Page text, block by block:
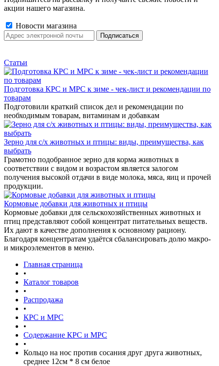
акции нашего магазина.
Новости магазина
Статьи
Подготовка КРС и МРС к зиме - чек-лист и рекомендации по
товарам
Подготовили краткий список дел и рекомендации по
необходимым товарам, витаминам и добавкам
Зерно для с/х животных и птицы: виды, преимущества, как
выбрать
Грамотно подобранное зерно для корма животных в
соответствии с видом и возрастом является залогом
получения высокой отдачи в виде молока, мяса, яиц и прочей
продукции.
Кормовые добавки для животных и птицы
Кормовые добавки для сельскохозяйственных животных и
птиц представляют собой концентрат питательных веществ.
Их дают в качестве дополнения к основному рациону.
Благодаря концентратам удаётся сбалансировать долю макро-
и микроэлементов в меню.
Главная страница
•
Каталог товаров
•
Распродажа
•
КРС и МРС
•
Содержание КРС и МРС
•
Кольцо на нос против сосания друг друга животных,
среднее 12см * 8 см белое